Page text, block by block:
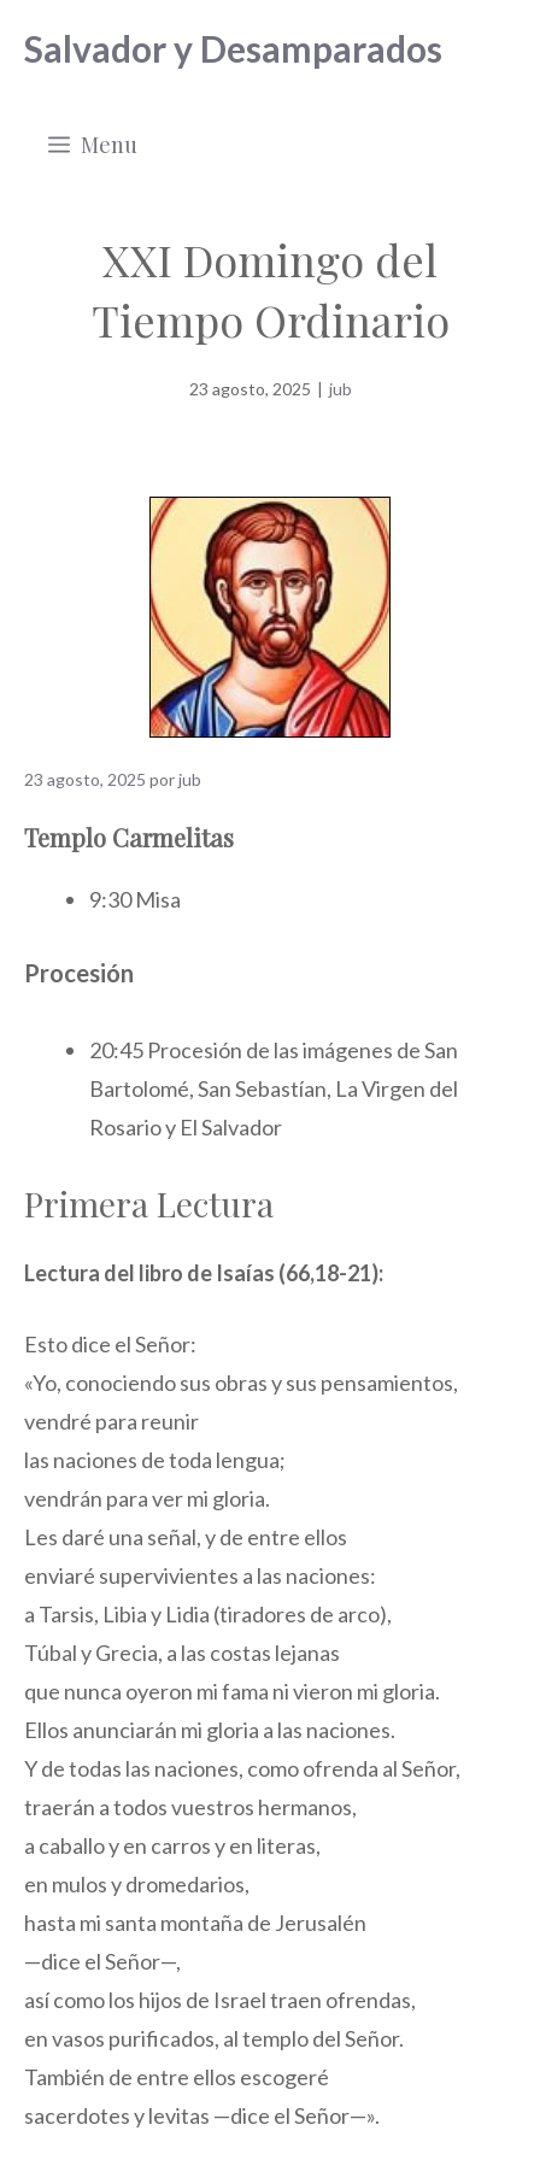
Salvador y Desamparados
Menu
XXI Domingo del
Tiempo Ordinario
23 agosto, 2025 | jub
23 agosto, 2025 porjub
Templo Carmelitas
9:30 Misa
Procesión
20:45 Procesión de las imágenes de San
Bartolomé, San Sebastían, La Virgen del
Rosario y El Salvador
Primera Lectura
Lectura del libro de Isaías (66,18-21):
Esto dice el Señor:
«Yo, conociendo sus obras y sus pensamientos,
vendré para reunir
las naciones de toda lengua;
vendrán para ver mi gloria.
Les daré una señal, y de entre ellos
enviaré supervivientes a las naciones:
a Tarsis, Libia y Lidia (tiradores de arco),
Túbal y Grecia, a las costas lejanas
que nunca oyeron mi fama ni vieron mi gloria.
Ellos anunciarán mi gloria a las naciones.
Y de todas las naciones, como ofrenda al Señor,
traerán a todos vuestros hermanos,
a caballo y en carros y en literas,
en mulos y dromedarios,
hasta mi santa montaña de Jerusalén
—dice el Señor—,
así como los hijos de Israel traen ofrendas,
en vasos purificados, al templo del Señor.
También de entre ellos escogeré
sacerdotes y levitas —dice el Señor—».